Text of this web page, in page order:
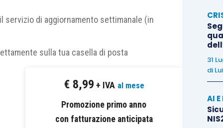
con risorse finanziarie e con personale
le operazioni di conduzione, come ad
servizio di aggiornamento settimanale (in
sulla tua casella di posta
€ 8,99 + IVA al mese
Promozione primo anno
con fatturazione anticipata
31
di
AI